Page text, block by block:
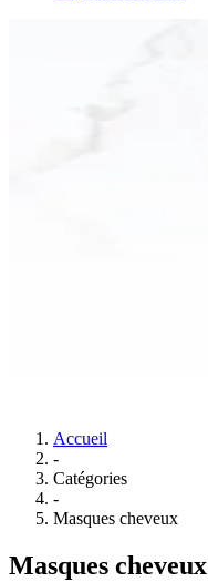
Accueil
-
Catégories
-
Masques cheveux
Masques cheveux